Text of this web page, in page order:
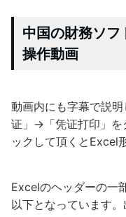
中国の財務ソ
操作動画
動画内にも字幕で説
证」→「凭证打印」を
ックして頂くとExcel
Excelのヘッダーの一
以下となっています。